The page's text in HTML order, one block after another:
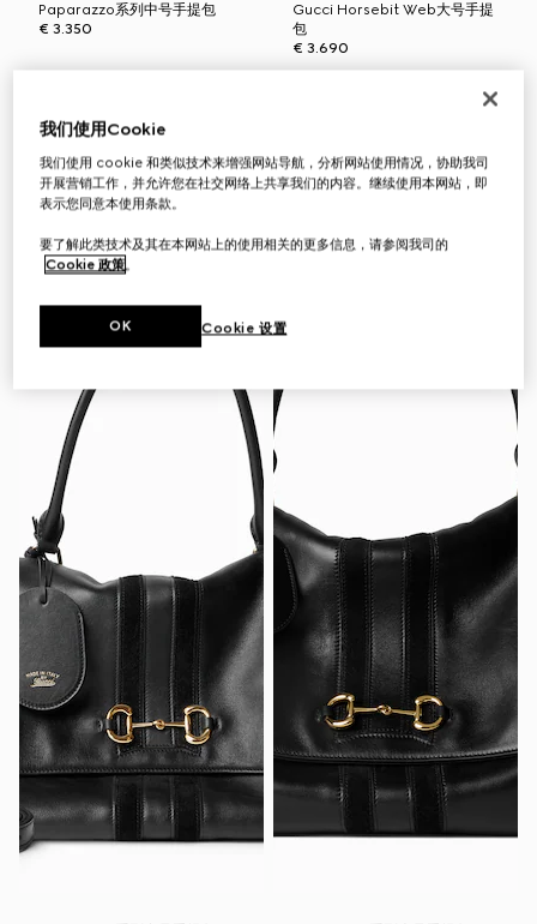
Paparazzo系列中号手提包
€ 3.350
Gucci Horsebit Web大号手提
包
€ 3.690
我们使用Cookie
我们使用 cookie 和类似技术来增强网站导航，分析网站使用情况，协助我司
开展营销工作，并允许您在社交网络上共享我们的内容。继续使用本网站，即
表示您同意本使用条款。
要了解此类技术及其在本网站上的使用相关的更多信息，请参阅我司的
Cookie 政策。
Cookie 设置
OK